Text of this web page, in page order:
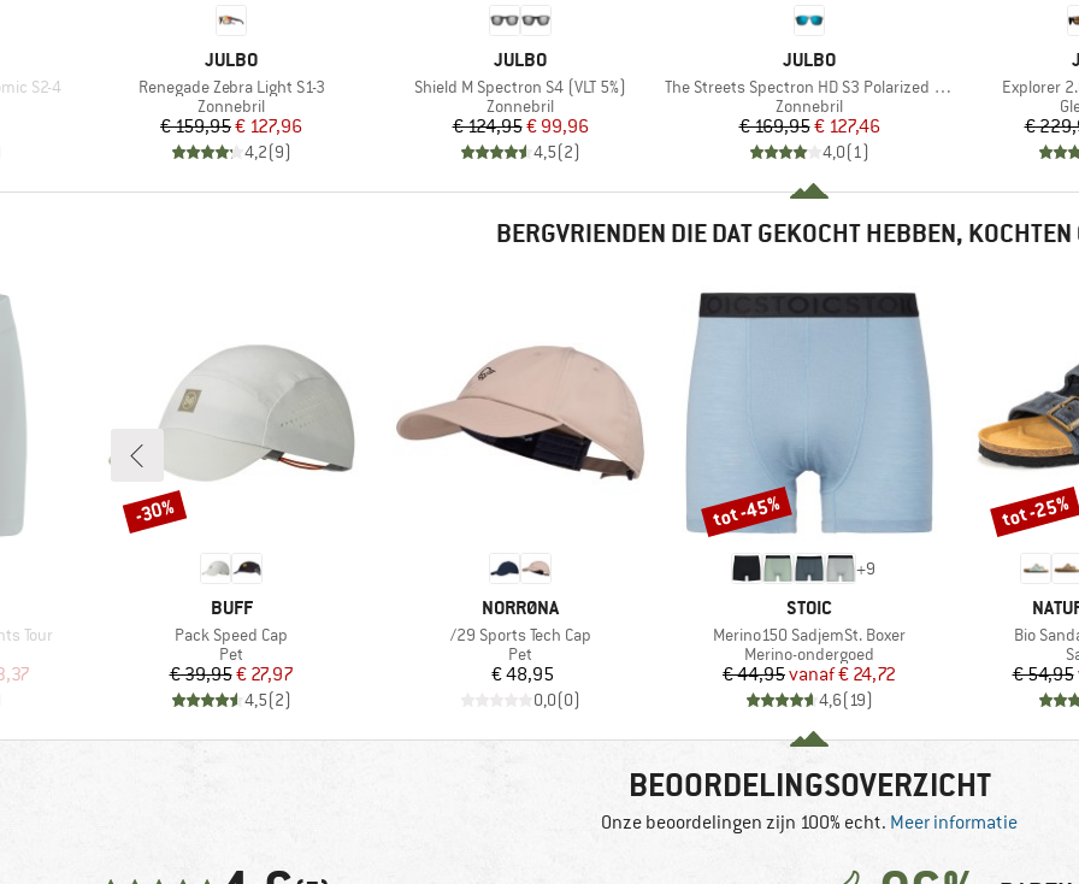
S2-4
MERK
JULBO
Artikel
Renegade Zebra Light S1-3
Productgroep
Zonnebril
Prijs
€ 159,95Verlaagde prijs
€ 127,96
4,2(9)
MERK
JULBO
Artikel
Shield M Spectron S4 (VLT 5%)
Productgroep
Zonnebril
Prijs
€ 124,95Verlaagde prijs
€ 99,96
4,5(2)
MERK
JULBO
Artikel
The Streets Spectron HD S3 Polarized (VLT 12%)
Productgroep
Zonnebril
Prijs
€ 169,95Verlaagde prijs
€ 127,46
4,0(1)
Artikel
Explorer
€
BERGVRIENDEN DIE DAT GEKOCHT HEBBEN, KOCHTEN
Tour
prijs
MERK
BUFF
Artikel
Pack Speed Cap
Productgroep
Pet
Prijs
€ 39,95Verlaagde prijs
€ 27,97
4,5(2)
Korting
-30%
MERK
NORRØNA
Artikel
/29 Sports Tech Cap
Productgroep
Pet
Prijs
€ 48,95
0,0(0)
+9
MERK
STOIC
Artikel
Merino150 SadjemSt. Boxer
Productgroep
Merino-ondergoed
Prijs
€ 44,95 Verlaagde prijs
vanaf€ 24,72
4,6(19)
Korting
tot -45%
MERK
Artikel
Bio
€ 54,95
Korting
tot -25%
BEOORDELINGSOVERZICHT
Onze beoordelingen zijn 100% echt. Meer informatie